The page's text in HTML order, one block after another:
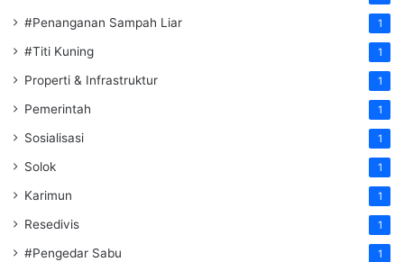
#Penanganan Sampah Liar 1
#Titi Kuning 1
Properti & Infrastruktur 1
Pemerintah 1
Sosialisasi 1
Solok 1
Karimun 1
Resedivis 1
#Pengedar Sabu 1